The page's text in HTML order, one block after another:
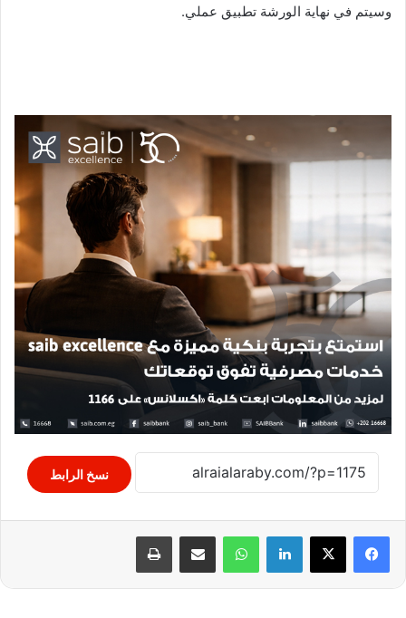
وسيتم في نهاية الورشة تطبيق عملي.
نسخ الرابط
لينكدإن واتساب مشاركة عبر البريد طباعة